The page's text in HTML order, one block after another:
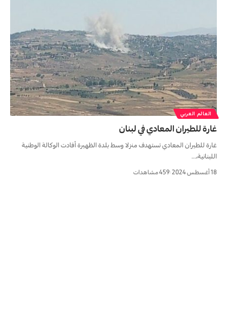
العالم العربي
غارة للطيران المعادي في لبنان
غارة للطيران المعادي تستهدف منزلا وسط بلدة الظهيرة أفادت الوكالة الوطنية
اللبنانية،…
18 أغسطس 2024 459 مشاهدات